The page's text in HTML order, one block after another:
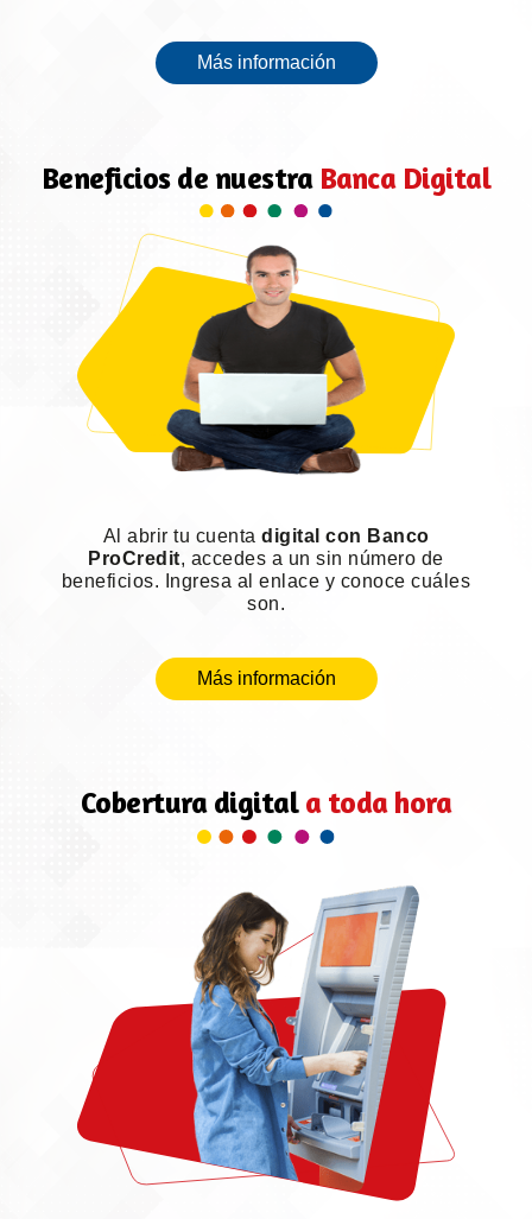
Más información
Beneficios de nuestra Banca Digital
Al abrir tu cuenta digital con Banco
ProCredit, accedes a un sin número de
beneficios. Ingresa al enlace y conoce cuáles
son.
Más información
Cobertura digitala toda hora